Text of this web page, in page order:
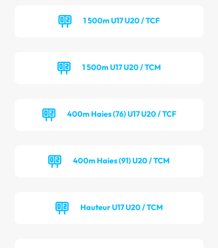
1 500m U17 U20 / TCF
1 500m U17 U20 / TCM
400m Haies (76) U17 U20 / TCF
400m Haies (91) U20 / TCM
Hauteur U17 U20 / TCM